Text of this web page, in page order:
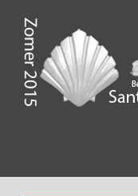
naar
inhoudZomer
2015,
Santiago